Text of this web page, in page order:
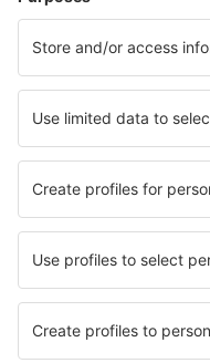
Cazare în Gizah
Cazare în Alamein
Cazare în Al Wafā
Cazare în Port Said
Cele mai bune locuri de
Cazare în Pignataro